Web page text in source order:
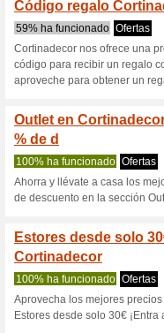
Filtrado:
Ir a
Reciba